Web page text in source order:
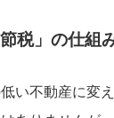
節税」の仕組
い不動産に変